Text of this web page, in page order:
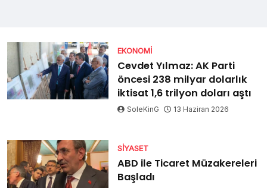
EKONOMI
Cevdet Yılmaz: AK Parti
öncesi 238 milyar dolarlık
iktisat 1,6 trilyon doları aştı
SoleKinG 13 Haziran 2026
SIYASET
ABD ile Ticaret Müzakereleri
Başladı